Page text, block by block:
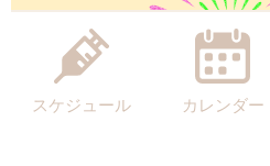
スケジュール カレンダー